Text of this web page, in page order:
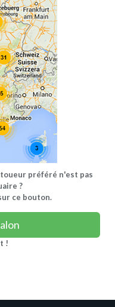
préféré n'est pas
?
ce bouton.
!